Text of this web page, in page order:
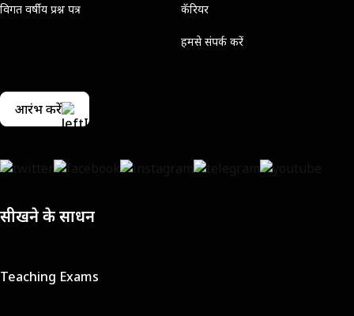
विगत वर्षीय प्रश्न पत्र कॅरियर
हमसे संपर्क करें
आरंभ करें
सीखने के साधन
Teaching Exams